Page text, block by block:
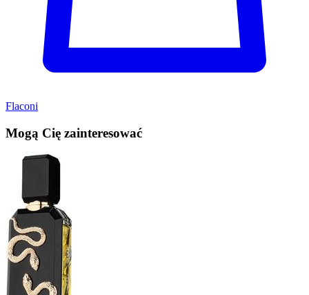
Flaconi
Mogą Cię zainteresować